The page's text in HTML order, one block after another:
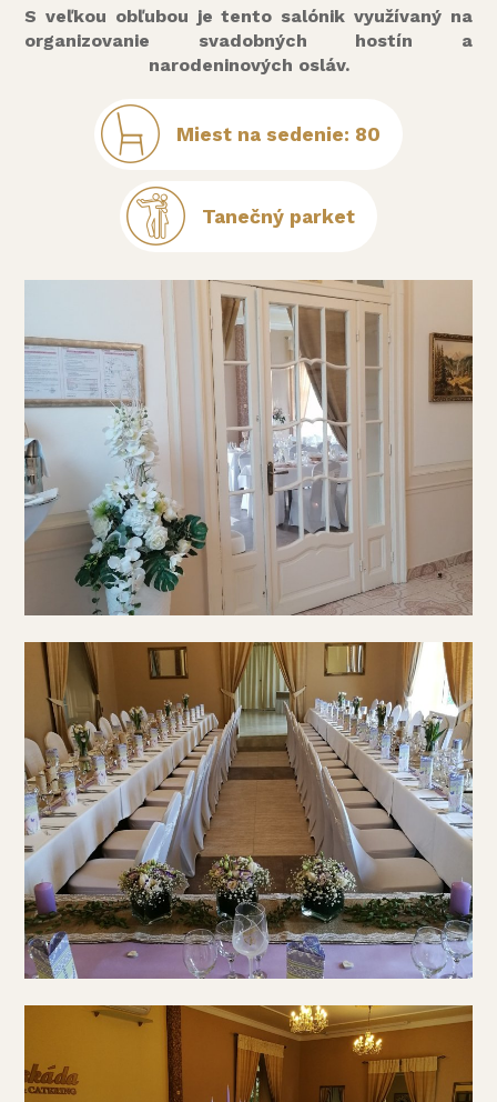
S veľkou obľubou je tento salónik využívaný na
organizovanie svadobných hostín a
narodeninových osláv.
Miest na sedenie: 80
Tanečný parket